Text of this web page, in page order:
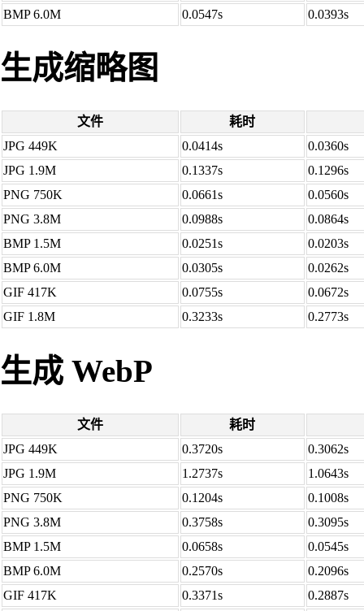
BMP 6.0M
0.0547s 0.0393s
生成缩略图
文件
耗时
JPG 449K
0.0414s
0.0360s
JPG 1.9M
0.1337s
0.1296s
PNG 750K
0.0661s
0.0560s
PNG 3.8M
0.0988s
0.0864s
BMP 1.5M
0.0251s
0.0203s
BMP 6.0M
0.0305s
0.0262s
GIF 417K
0.0755s
0.0672s
GIF 1.8M
0.3233s 0.2773s
生成 WebP
文件
耗时
JPG 449K
0.3720s
0.3062s
JPG 1.9M
1.2737s
1.0643s
PNG 750K
0.1204s
0.1008s
PNG 3.8M
0.3758s
0.3095s
BMP 1.5M
0.0658s
0.0545s
BMP 6.0M
0.2570s
0.2096s
GIF 417K
0.3371s
0.2887s